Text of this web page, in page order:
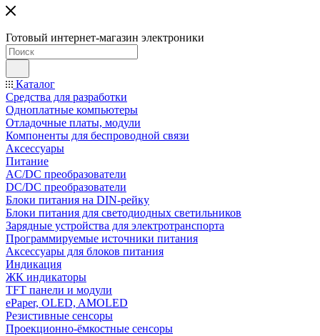
Готовый интернет-магазин электроники
Каталог
Средства для разработки
Одноплатные компьютеры
Отладочные платы, модули
Компоненты для беспроводной связи
Аксессуары
Питание
AC/DC преобразователи
DC/DC преобразователи
Блоки питания на DIN-рейку
Блоки питания для светодиодных светильников
Зарядные устройства для электротранспорта
Программируемые источники питания
Аксессуары для блоков питания
Индикация
ЖК индикаторы
TFT панели и модули
ePaper, OLED, AMOLED
Резистивные сенсоры
Проекционно-ёмкостные сенсоры